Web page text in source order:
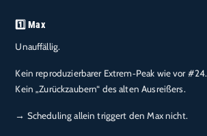
1️⃣ Max
Unauffällig.
Kein reproduzierbarer Extrem‑Peak wie vor #24.
Kein „Zurückzaubern“ des alten Ausreißers.
→ Scheduling allein triggert den Max nicht.